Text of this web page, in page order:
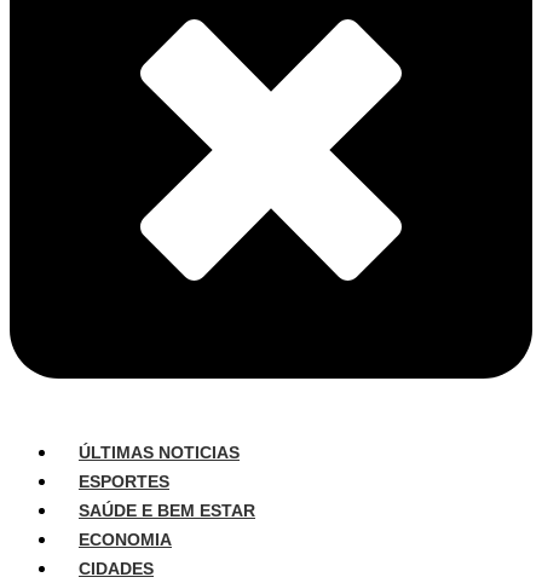
ÚLTIMAS NOTICIAS
ESPORTES
SAÚDE E BEM ESTAR
ECONOMIA
CIDADES